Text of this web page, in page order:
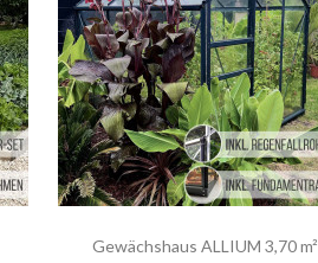
Gewächshaus ALLIUM 3,70 m²